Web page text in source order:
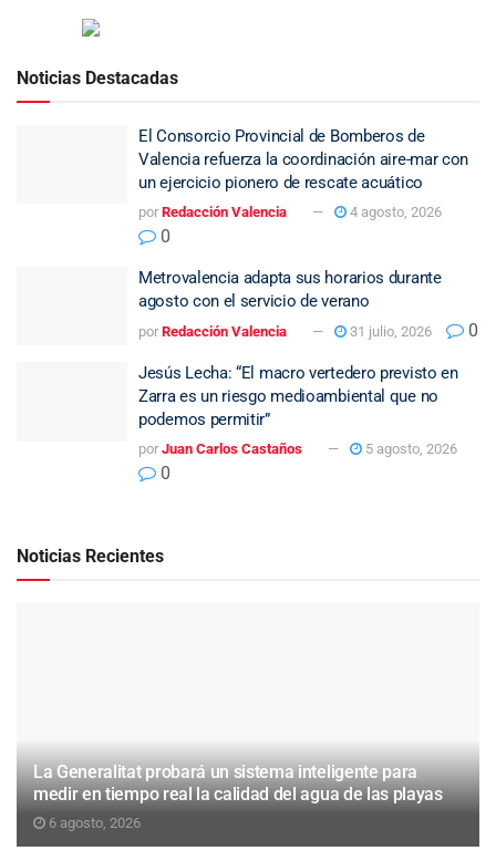
Noticias Destacadas
El Consorcio Provincial de Bomberos de
Valencia refuerza la coordinación aire-mar con
un ejercicio pionero de rescate acuático
por Redacción Valencia 4 agosto, 2026
0
Metrovalencia adapta sus horarios durante
agosto con el servicio de verano
por Redacción Valencia 31 julio, 2026 0
Jesús Lecha: “El macro vertedero previsto en
Zarra es un riesgo medioambiental que no
podemos permitir”
por Juan Carlos Castaños 5 agosto, 2026
0
Noticias Recientes
La Generalitat probará un sistema inteligente para
medir en tiempo real la calidad del agua de las playas
6 agosto, 2026